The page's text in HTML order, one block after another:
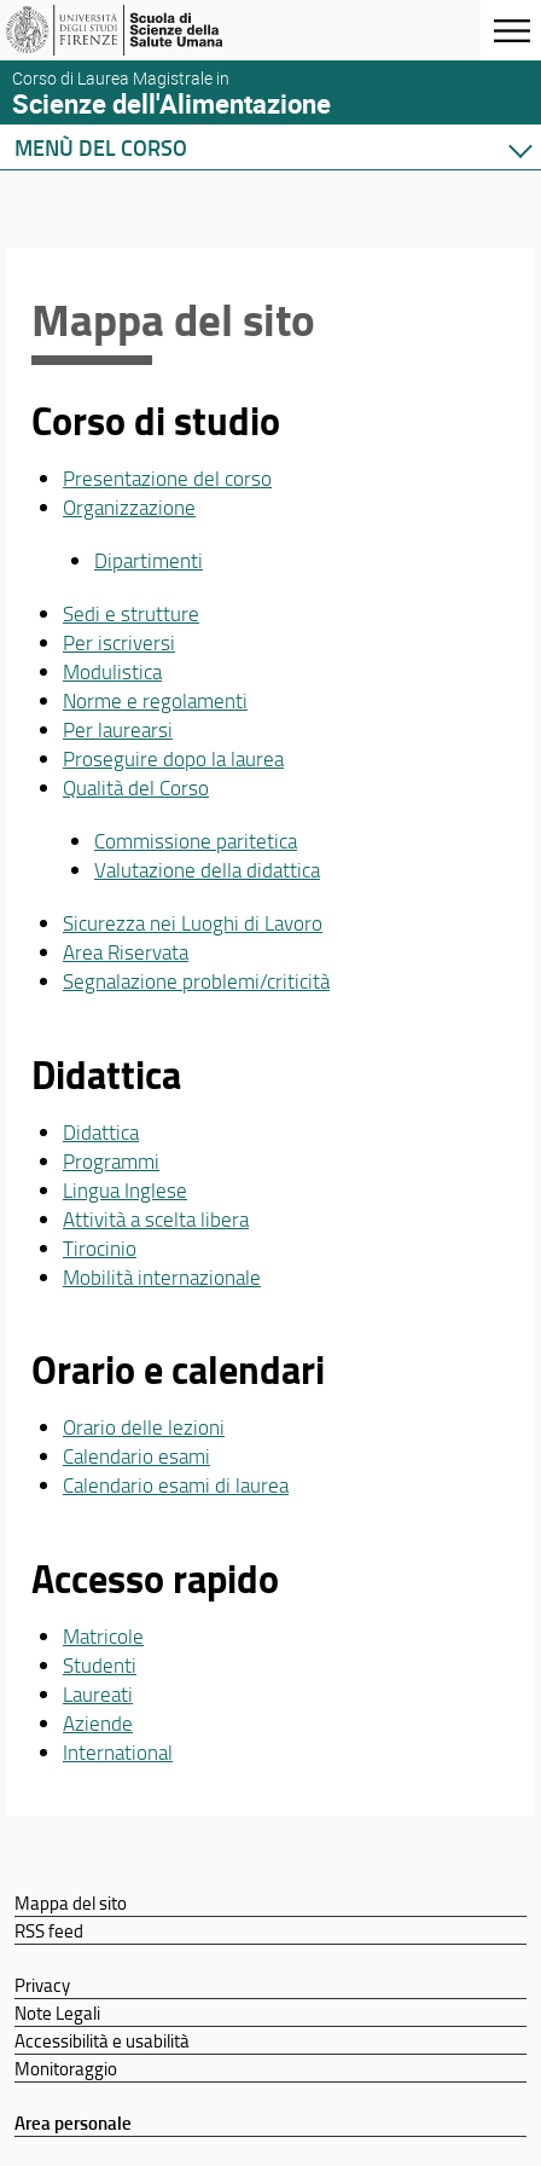
Corso di Laurea Magistrale in
Scienze dell'Alimentazione
MENÙ DEL CORSO
Orario e calendari
Mappa del sito
Corso di studio
Presentazione del corso
Organizzazione
Dipartimenti
Sedi e strutture
Per iscriversi
Modulistica
Norme e regolamenti
Per laurearsi
Proseguire dopo la laurea
Qualità del Corso
Commissione paritetica
Valutazione della didattica
Sicurezza nei Luoghi di Lavoro
Area Riservata
Segnalazione problemi/criticità
Didattica
Didattica
Programmi
Lingua Inglese
Attività a scelta libera
Tirocinio
Mobilità internazionale
Orario e calendari
Orario delle lezioni
Calendario esami
Calendario esami di laurea
Accesso rapido
Matricole
Studenti
Laureati
Aziende
International
Mappa del sito
RSS feed
Privacy
Note Legali
Accessibilità e usabilità
Monitoraggio
Area personale